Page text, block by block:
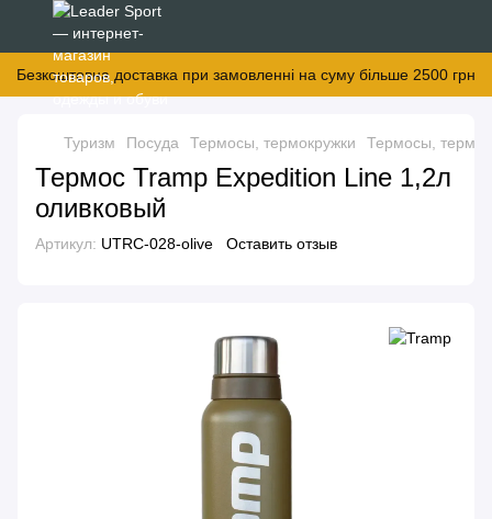
Безкоштовна доставка при замовленні на суму більше 2500 грн
Туризм Посуда Термосы, термокружки Термосы,
Термос Tramp Expedition Line 1,2л
оливковый
Артикул: UTRC-028-olive Оставить отзыв